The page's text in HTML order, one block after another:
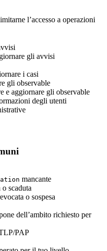
l’accesso a operazioni
gli avvisi
i casi
gli observable
e aggiornare gli observable
degli utenti
mancante
scaduta
o sospesa
dell’ambito richiesto per
PAP